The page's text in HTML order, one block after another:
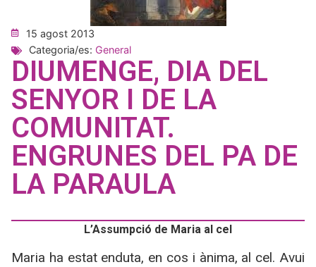
15 agost 2013
Categoria/es: General
DIUMENGE, DIA DEL
SENYOR I DE LA
COMUNITAT.
ENGRUNES DEL PA DE
LA PARAULA
L’Assumpció de Maria al cel
Maria ha estat enduta, en cos i ànima, al cel. Avui